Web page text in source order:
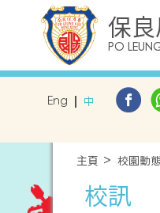
保
PO
Eng 中
主頁 校園動
校訊